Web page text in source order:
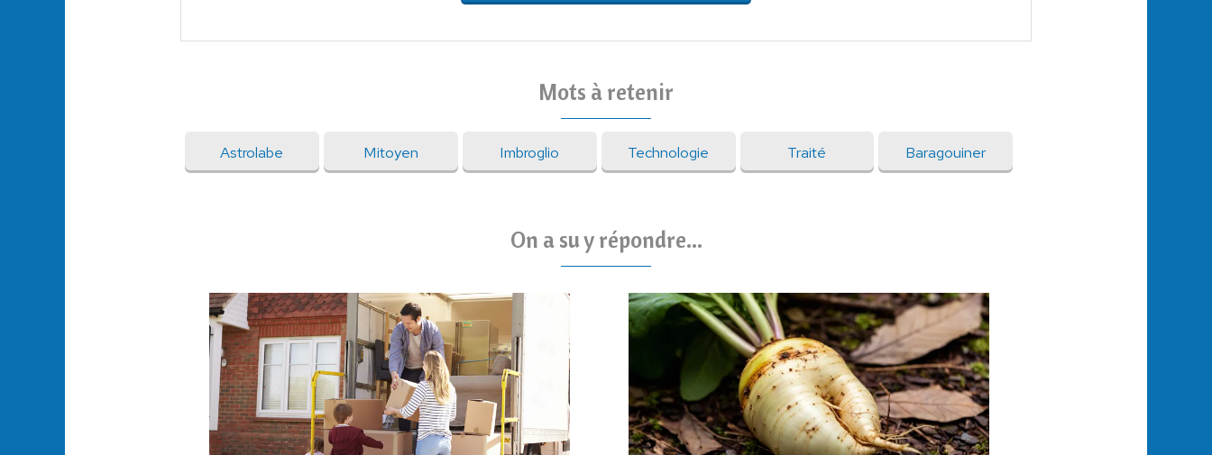
Mots à retenir
Astrolabe Mitoyen Imbroglio Technologie Traité Baragouiner
On a su y répondre...